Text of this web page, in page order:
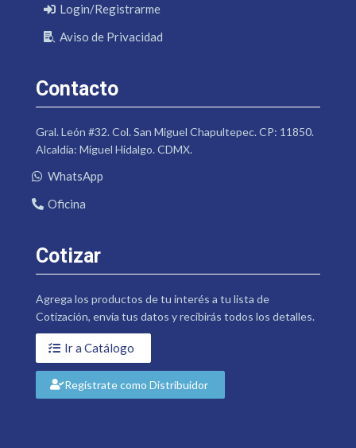
Login/Registrarme
Aviso de Privacidad
Contacto
Gral. León #32. Col. San Miguel Chapultepec. CP: 11850.
Alcaldía: Miguel Hidalgo. CDMX.
WhatsApp
Oficina
Cotizar
Agrega los productos de tu interés a tu lista de
Cotización, envía tus datos y recibirás todos los detalles.
Ir a Catálogo
Regístrate como Distribuidor